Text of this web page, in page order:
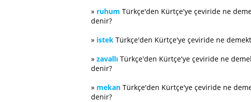
» ruhum Türkçe'den Kürtçe'ye çeviride ne
denir?
» istek Türkçe'den Kürtçe'ye çeviride ne
» zavallı Türkçe'den Kürtçe'ye çeviride ne
denir?
» mekan Türkçe'den Kürtçe'ye çeviride ne
denir?